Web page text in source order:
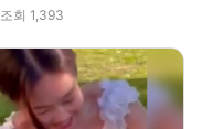
조회 1,393